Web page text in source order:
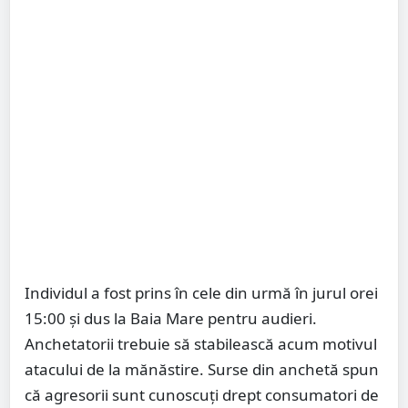
Individul a fost prins în cele din urmă în jurul orei
15:00 şi dus la Baia Mare pentru audieri.
Anchetatorii trebuie să stabilească acum motivul
atacului de la mănăstire. Surse din anchetă spun
că agresorii sunt cunoscuţi drept consumatori de